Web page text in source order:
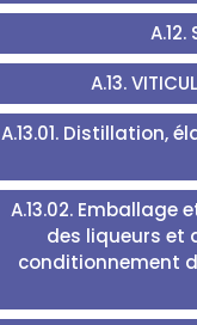
A.12.
A.13.
A.13.01. Distillation,
A.13.02.
des liqueurs et
conditionnement